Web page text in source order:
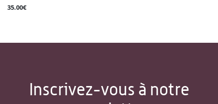
35.00€
Inscrivez-vous à notre